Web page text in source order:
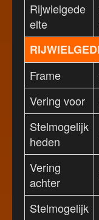
Rijwielgede
elte
Frame
Vering voor
Stelmogelijk
heden
Vering
achter
Stelmogelijk